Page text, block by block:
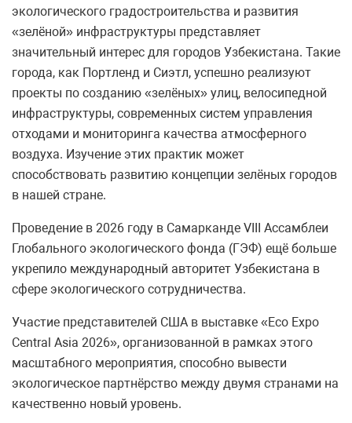
экологического градостроительства и развития
«зелёной» инфраструктуры представляет
значительный интерес для городов Узбекистана. Такие
города, как Портленд и Сиэтл, успешно реализуют
проекты по созданию «зелёных» улиц, велосипедной
инфраструктуры, современных систем управления
отходами и мониторинга качества атмосферного
воздуха. Изучение этих практик может
способствовать развитию концепции зелёных городов
в нашей стране.
Проведение в 2026 году в Самарканде VIII Ассамблеи
Глобального экологического фонда (ГЭФ) ещё больше
укрепило международный авторитет Узбекистана в
сфере экологического сотрудничества.
Участие представителей США в выставке «Eco Expo
Central Asia 2026», организованной в рамках этого
масштабного мероприятия, способно вывести
экологическое партнёрство между двумя странами на
качественно новый уровень.